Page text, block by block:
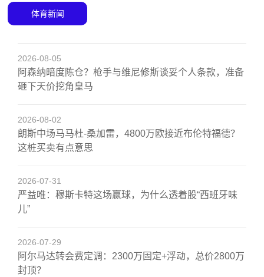
体育新闻
2026-08-05
阿森纳暗度陈仓？枪手与维尼修斯谈妥个人条款，准备
砸下天价挖角皇马
2026-08-02
朗斯中场马马杜-桑加雷，4800万欧接近布伦特福德？
这桩买卖有点意思
2026-07-31
严益唯：穆斯卡特这场赢球，为什么透着股“西班牙味
儿”
2026-07-29
阿尔马达转会费定调：2300万固定+浮动，总价2800万
封顶？